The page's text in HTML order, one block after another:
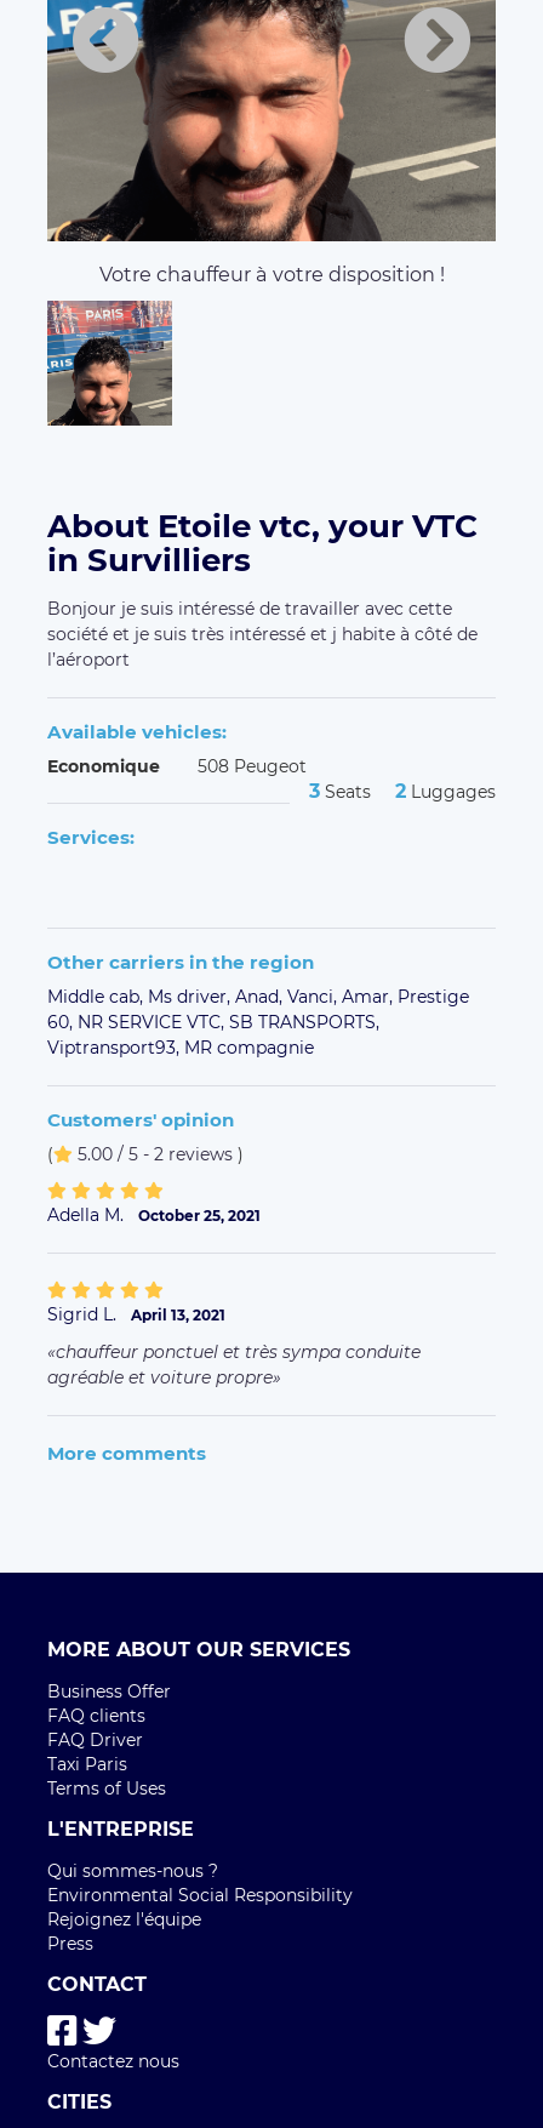
Votre chauffeur à votre disposition !
About Etoile vtc, your VTC
in Survilliers
Bonjour je suis intéressé de travailler avec cette
société et je suis très intéressé et j habite à côté de
l’aéroport
Available vehicles:
Economique 508 Peugeot
3 Seats 2 Luggages
Services:
Other carriers in the region
Middle cab, Ms driver, Anad, Vanci, Amar, Prestige
60, NR SERVICE VTC, SB TRANSPORTS,
Viptransport93, MR compagnie
Customers' opinion
( 5.00 / 5 - 2 reviews )
Adella M. October 25, 2021
Sigrid L. April 13, 2021
chauffeur ponctuel et très sympa conduite
agréable et voiture propre
More comments
MORE ABOUT OUR SERVICES
Business Offer
FAQ clients
FAQ Driver
Taxi Paris
Terms of Uses
L'ENTREPRISE
Qui sommes-nous ?
Environmental Social Responsibility
Rejoignez l'équipe
Press
CONTACT
Contactez nous
CITIES